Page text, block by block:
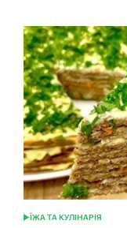
ОПУБЛІКУВАТИ
ЇЖА ТА КУЛІНАРІЯ